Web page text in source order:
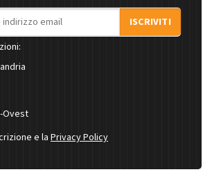
ISCRIVITI
Ovest
e la Privacy Policy